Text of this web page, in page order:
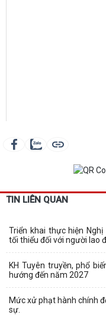
TIN LIÊN QUAN
Triển khai thực hiện
tối thiểu đối với người lao
KH Tuyên truyền, phổ
hướng đến năm 2027
Mức xử phạt hành chính
sự.